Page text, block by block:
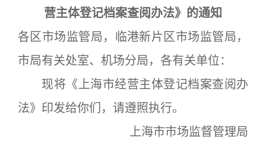
营主体登记档案查阅办法》的通知
各区市场监管局，临港新片区市场监管局，
市局有关处室、机场分局，各有关单位：
现将《上海市经营主体登记档案查阅办
法》印发给你们，请遵照执行。
上海市市场监督管理局